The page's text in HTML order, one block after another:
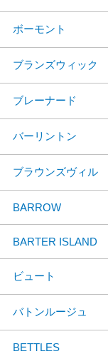
ボーモント
ブランズウィック
ブレーナード
バーリントン
ブラウンズヴィル
BARROW
BARTER ISLAND
ビュート
バトンルージュ
BETTLES